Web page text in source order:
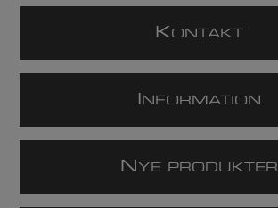
KONTAKT
NFORMATION
N YE PRODUKTER